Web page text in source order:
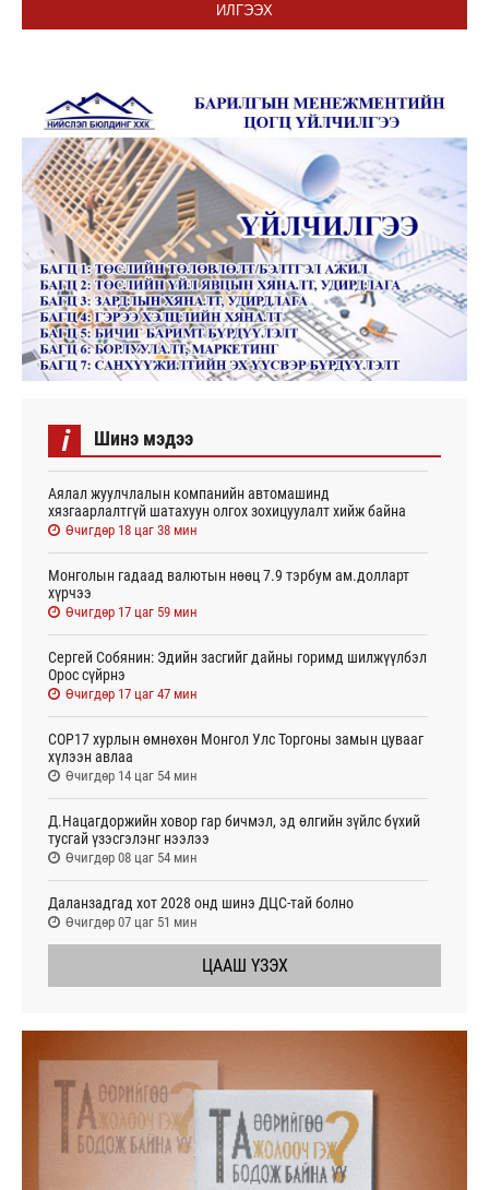
ИЛГЭЭХ
i Шинэ мэдээ
Аялал жуулчлалын компанийн автомашинд
хязгаарлалтгүй шатахуун олгох зохицуулалт хийж байна
Өчигдөр 18 цаг 38 мин
Монголын гадаад валютын нөөц 7.9 тэрбум ам.долларт
хүрчээ
Өчигдөр 17 цаг 59 мин
Сергей Собянин: Эдийн засгийг дайны горимд шилжүүлбэл
Орос сүйрнэ
Өчигдөр 17 цаг 47 мин
COP17 хурлын өмнөхөн Монгол Улс Торгоны замын цувааг
хүлээн авлаа
Өчигдөр 14 цаг 54 мин
Д.Нацагдоржийн ховор гар бичмэл, эд өлгийн зүйлс бүхий
тусгай үзэсгэлэнг нээлээ
Өчигдөр 08 цаг 54 мин
Даланзадгад хот 2028 онд шинэ ДЦС-тай болно
Өчигдөр 07 цаг 51 мин
ЦААШ ҮЗЭХ